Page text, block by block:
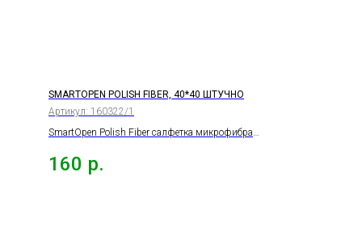
SMARTOPEN POLISH FIBER, 40*40 ШТУЧНО
Артикул: 160322/1
SmartOpen Polish Fiber салфетка микрофибра
160 р.